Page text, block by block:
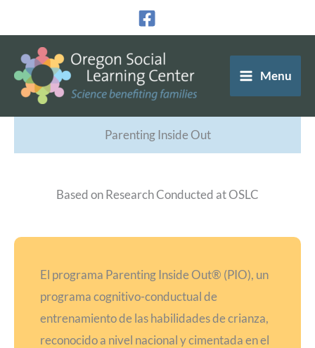
contenido
Menu
Parenting Inside Out
Based on Research Conducted at OSLC
El programa Parenting Inside Out® (PIO), un
programa cognitivo-conductual de
entrenamiento de las habilidades de crianza,
reconocido a nivel nacional y cimentada en el